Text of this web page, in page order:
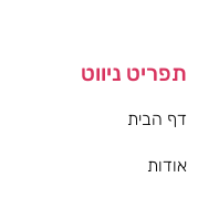
תפריט ניווט
דף הבית
אודות